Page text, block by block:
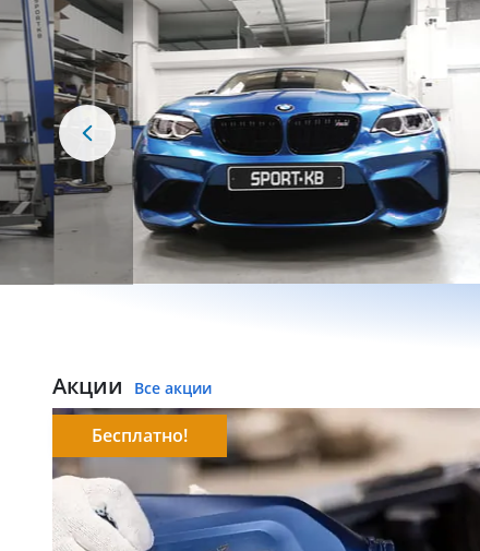
Акции Все акции
Бесплатно!